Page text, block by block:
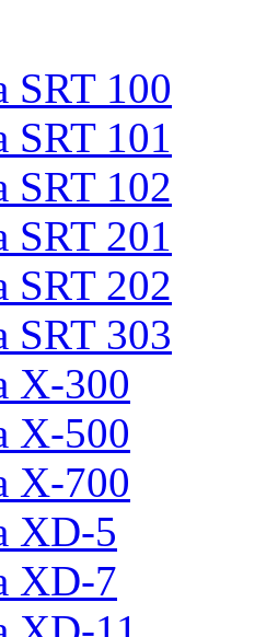
SRT 100
101
SRT 102
201
SRT 202
SRT 303
X-300
X-500
X-700
XD-5
XD-7